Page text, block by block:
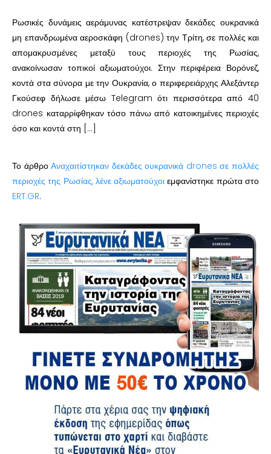
Ρωσικές δυνάμεις αεράμυνας κατέστρεψαν δεκάδες ουκρανικά
μη επανδρωμένα αεροσκάφη (drones) την Τρίτη, σε πολλές και
απομακρυσμένες μεταξύ τους περιοχές της Ρωσίας,
ανακοίνωσαν τοπικοί αξιωματούχοι. Στην περιφέρεια Βορόνεζ,
κοντά στα σύνορα με την Ουκρανία, ο περιφερειάρχης Αλεξάντερ
Γκούσεφ δήλωσε μέσω Telegram ότι περισσότερα από 40
drones καταρρίφθηκαν τόσο πάνω από κατοικημένες περιοχές
όσο και κοντά στη […]
Το άρθροΑναχαιτίστηκαν δεκάδες ουκρανικά drones σε πολλές
περιοχές της Ρωσίας, λένε αξιωματούχοι εμφανίστηκε πρώτα στο
ERT.GR.